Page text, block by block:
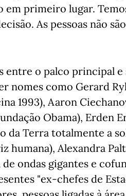
em primeiro lugar.
As pessoas não
entre o palco principal e
nomes como Gerard
1993), Aaron
Obama), Erden
da Terra totalmente a
humana), Alexandra
ondas gigantes e
"ex-chefes de